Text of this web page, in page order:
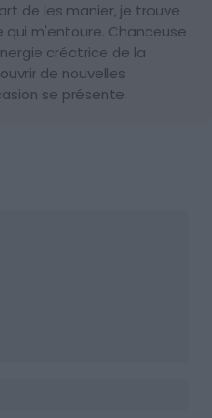
de les manier, je trouve
qui m'entoure. Chanceuse
créatrice de la
de nouvelles
se présente.